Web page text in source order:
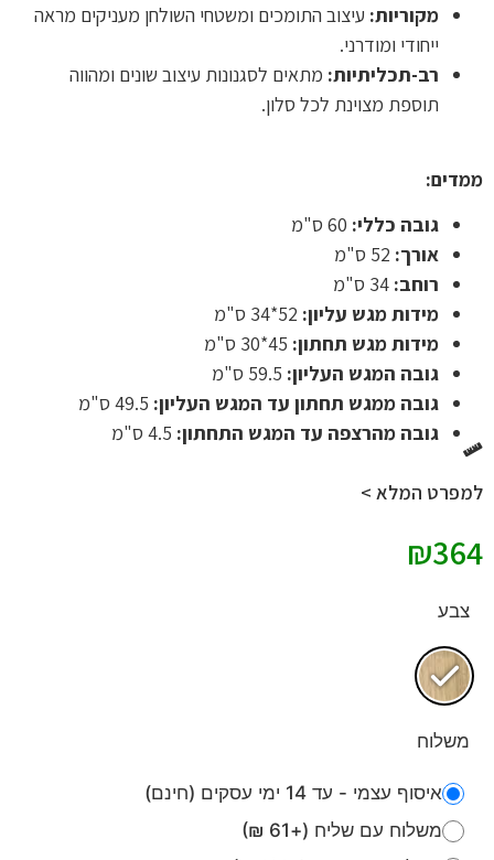
מקוריות: עיצוב התומכים ומשטחי השולחן מעניקים מראה
ייחודי ומודרני.
רב-תכליתיות: מתאים לסגנונות עיצוב שונים ומהווה
תוספת מצוינת לכל סלון.
ממדים:
גובה כללי:
אורך:
רוחב:
מידות מגש עליון:
מידות מגש תחתון:
גובה המגש העליון:
גובה ממגש תחתון עד המגש העליון:
גובה מהרצפה עד המגש התחתון:
למפרט המלא >
₪364
צבע
משלוח
איסוף עצמי - עד 14 ימי עסקים (חינם)
משלוח עם שליח (+61 ₪)